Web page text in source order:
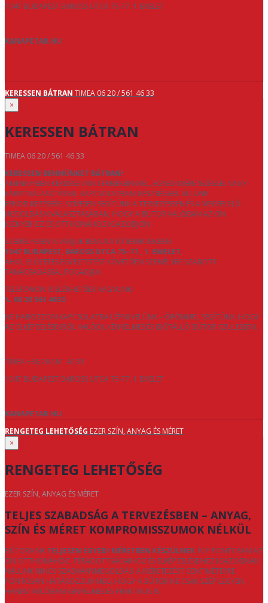
1047 BUDAPEST BAROSS UTCA 75-77. 1 EMELET
KANAPETAR.HU
KERESSEN BÁTRAN TIMEA 06 20 / 561 46 33
×
KERESSEN BÁTRAN
TIMEA 06 20 / 561 46 33
KERESSEN BENNÜNKET BÁTRAN!
AMENNYIBEN KÉRDÉSE VAN TERMÉKEINKKEL, EGYEDI MÉRETEZÉSSEL VAGY
KÁRPITVÁLASZTÁSSAL KAPCSOLATBAN, KÉSZSÉGGEL ÁLLUNK
RENDELKEZÉSÉRE. SZÍVESEN SEGÍTÜNK A TERVEZÉSBEN ÉS A MEGFELELŐ
MEGOLDÁS KIVÁLASZTÁSÁBAN, HOGY A BÚTOR VALÓBAN AZ ÖN
IGÉNYEIHEZ ÉS OTTHONÁHOZ IGAZODJON.
SZEMÉLYESEN IS VÁRJUK BEMUTATÓTERMÜNKBEN:
1047 BUDAPEST, BAROSS UTCA 75–77., 1. EMELET,
AHOL ELŐZETES EGYEZTETÉST KÖVETŐEN SZEMÉLYRE SZABOTT
TANÁCSADÁSSAL FOGADJUK.
TELEFONON IS ELÉRHETŐEK VAGYUNK:
📞 06 20 561 4633
NE HABOZZON KAPCSOLATBA LÉPNI VELÜNK – ÖRÖMMEL SEGÍTÜNK, HOGY
AZ ELKÉPZELÉSEKBŐL VALÓDI, KÉNYELMES ÉS IDŐTÁLLÓ BÚTOR SZÜLESSEN.
TÍMEA +36 20 561 46 33
1047 BUDAPEST BAROSS UTCA 75-77. 1 EMELET
KANAPETAR.HU
RENGETEG LEHETŐSÉG EZER SZÍN, ANYAG ÉS MÉRET
×
RENGETEG LEHETŐSÉG
EZER SZÍN, ANYAG ÉS MÉRET
TELJES SZABADSÁG A TERVEZÉSBEN – ANYAG,
SZÍN ÉS MÉRET KOMPROMISSZUMOK NÉLKÜL
BÚTORAINK TELJESEN EGYEDI MÉRETBEN KÉSZÜLNEK, ÍGY PONTOSAN AZ
ÖN OTTHONÁHOZ, TÉRADOTTSÁGAIHOZ ÉS ELKÉPZELÉSEIHEZ IGAZODNAK.
NÁLUNK NINCS SZABVÁNYMEGOLDÁS: A MÉRETEZÉST CENTIMÉTERRE
PONTOSAN HATÁROZZUK MEG, HOGY A BÚTOR NE CSAK SZÉP LEGYEN,
HANEM VALÓBAN KÉNYELMES ÉS PRAKTIKUS IS.